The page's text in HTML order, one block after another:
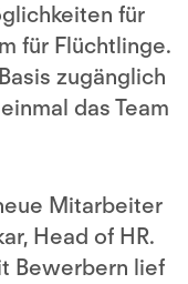
für
für Flüchtlinge.
zugänglich
das Team
Mitarbeiter
Head of HR.
Bewerbern lief